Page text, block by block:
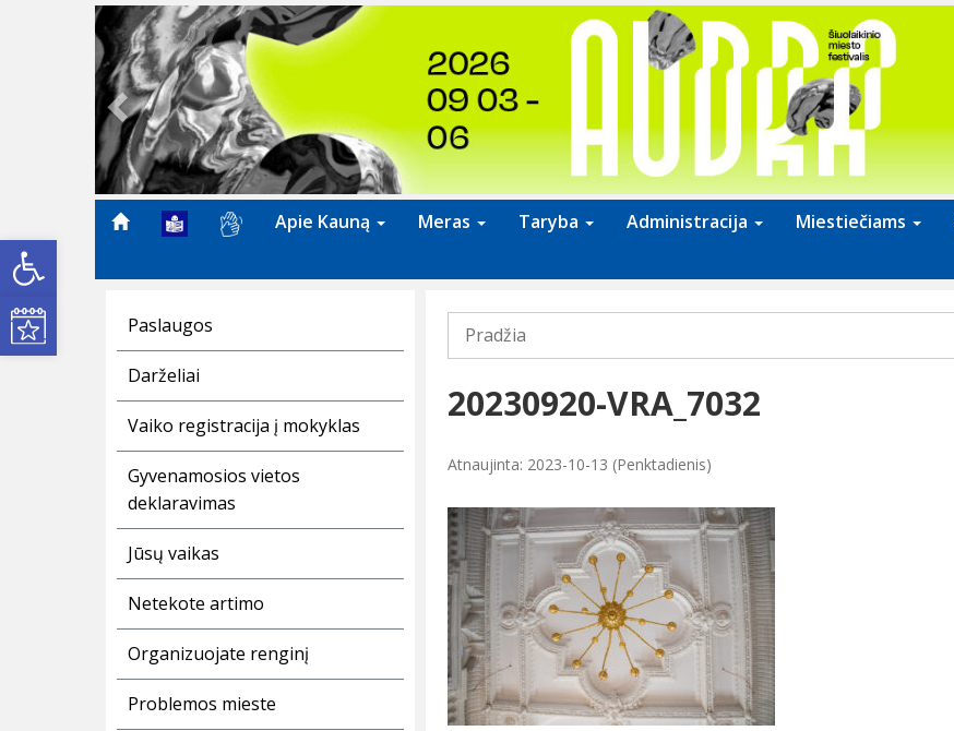
Open toolbar
Kultūros renginiai
Previous
Apie Kauną Meras Taryba Administracija Miestiečiams
Paslaugos
Darželiai
Vaiko registracija į mokyklas
Gyvenamosios vietos
deklaravimas
Jūsų vaikas
Netekote artimo
Organizuojate renginį
Problemos mieste
Pradžia
20230920-VRA_7032
Atnaujinta: 2023-10-13 (Penktadienis)